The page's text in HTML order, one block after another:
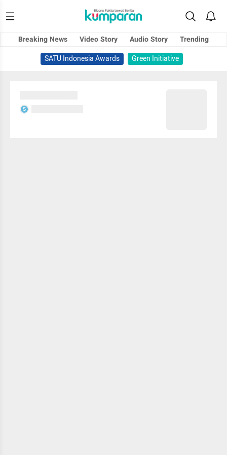
Breaking News Video Story Audio Story
Trending
SATU Indonesia Awards
Green Initiative
S